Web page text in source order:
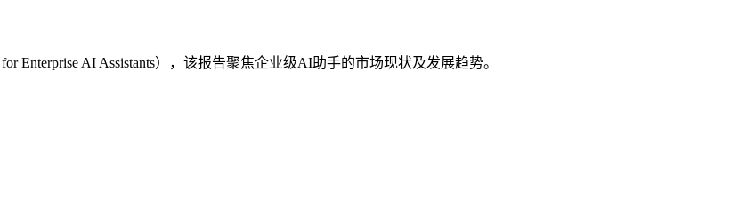
Enterprise AI Assistants），该报告聚焦企业级AI助手的市场现状及发展趋势。